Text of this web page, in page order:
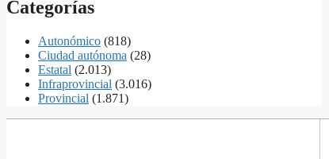
Categorías
Autonómico (818)
Ciudad autónoma (28)
Estatal (2.013)
Infraprovincial (3.016)
Provincial (1.871)